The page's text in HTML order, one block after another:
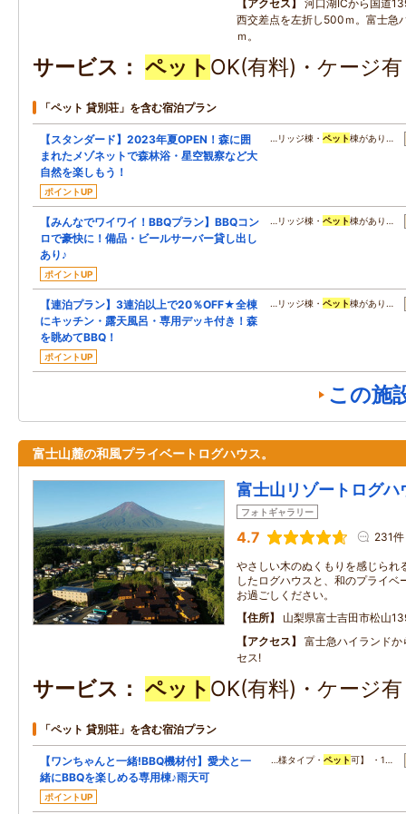
アクセス
河口湖ICから国道
西交差点を左折し500ｍ。富士急
ｍ。
サービス ペット OK(有料)・ケージ
「ペット 貸別荘」を含む宿泊プラン
【スタンダード】2023年夏OPEN！森に囲
まれたメゾネットで森林浴・星空観察など大
自然を楽しもう！
ポイントUP
…リッジ棟・ ペット棟があり…
【みんなでワイワイ！BBQプラン】BBQコン
ロで豪快に！備品・ビールサーバー貸し出し
あり♪
ポイントUP
…リッジ棟・ ペット棟があり…
【連泊プラン】3連泊以上で20％OFF★全棟
にキッチン・露天風呂・専用デッキ付き！森
を眺めてBBQ！
ポイントUP
…リッジ棟・ ペット棟があり…
この施
富士山麓の和風プライベートログハウス。
富士山リゾートログ
フォトギャラリー
4.7 231件
やさしい木のぬくもりを感じられ
したログハウスと、和のプライベ
お過ごしください。
住所
山梨県富士吉田市松山
アクセス
富士急ハイランド
セス!
サービス ペット OK(有料)・ケージ
「ペット 貸別荘」を含む宿泊プラン
【ワンちゃんと一緒!BBQ機材付】愛犬と一
緒にBBQを楽しめる専用棟♪雨天可
ポイントUP
…様タイプ・ ペット可】 ・1…